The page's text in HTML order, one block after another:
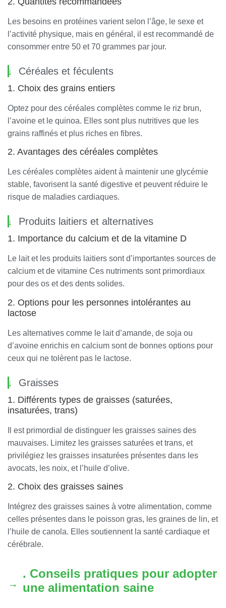
Les besoins en protéines varient selon l’âge, le sexe et
l’activité physique, mais en général, il est recommandé de
consommer entre 50 et 70 grammes par jour.
Céréales et féculents
1. Choix des grains entiers
Optez pour des céréales complètes comme le riz brun,
l’avoine et le quinoa. Elles sont plus nutritives que les
grains raffinés et plus riches en fibres.
2. Avantages des céréales complètes
Les céréales complètes aident à maintenir une glycémie
stable, favorisent la santé digestive et peuvent réduire le
risque de maladies cardiaques.
Produits laitiers et alternatives
1. Importance du calcium et de la vitamine D
Le lait et les produits laitiers sont d’importantes sources de
calcium et de vitamine Ces nutriments sont primordiaux
pour des os et des dents solides.
2. Options pour les personnes intolérantes au
lactose
Les alternatives comme le lait d’amande, de soja ou
d’avoine enrichis en calcium sont de bonnes options pour
ceux qui ne tolèrent pas le lactose.
Graisses
1. Différents types de graisses (saturées,
insaturées, trans)
Il est primordial de distinguer les graisses saines des
mauvaises. Limitez les graisses saturées et trans, et
privilégiez les graisses insaturées présentes dans les
avocats, les noix, et l’huile d’olive.
2. Choix des graisses saines
Intégrez des graisses saines à votre alimentation, comme
celles présentes dans le poisson gras, les graines de lin, et
l’huile de canola. Elles soutiennent la santé cardiaque et
cérébrale.
. Conseils pratiques pour adopter
une alimentation saine